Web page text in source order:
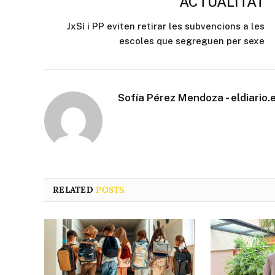
JxSí i PP eviten retirar les subvencions a les
escoles que segreguen per sexe
Sofía Pérez Mendoza -
RELATEDPOSTS